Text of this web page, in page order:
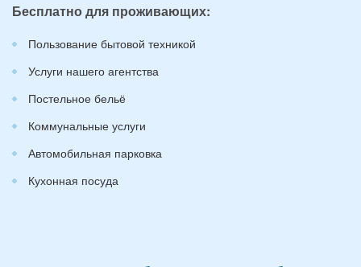
Бесплатно для проживающих:
Пользование бытовой техникой
Услуги нашего агентства
Постельное бельё
Коммунальные услуги
Автомобильная парковка
Кухонная посуда